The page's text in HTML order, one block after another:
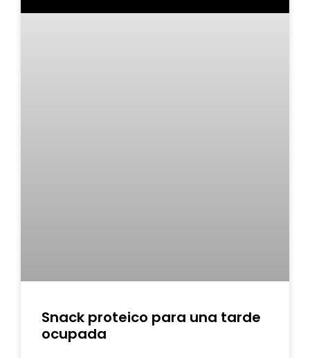
Snack proteico para una tarde
ocupada